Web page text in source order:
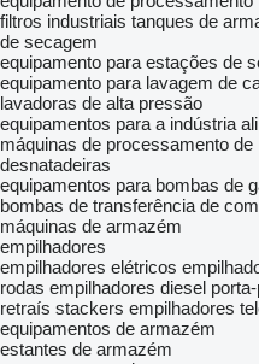
filtros industriais tanques de
de secagem
equipamento para estações de
equipamento para lavagem de
lavadoras de alta pressão
equipamentos para a indústria
máquinas de processamento de
desnatadeiras
equipamentos para bombas de
bombas de transferência de
máquinas de armazém
empilhadores
empilhadores elétricos
rodas empilhadores diesel
retraís stackers empilhadores
equipamentos de armazém
estantes de armazém